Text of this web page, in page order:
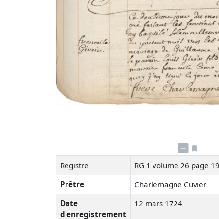
Registre
RG 1 volume 26 page
Prêtre
Charlemagne Cuvier
Date
d'enregistrement
12 mars 1724